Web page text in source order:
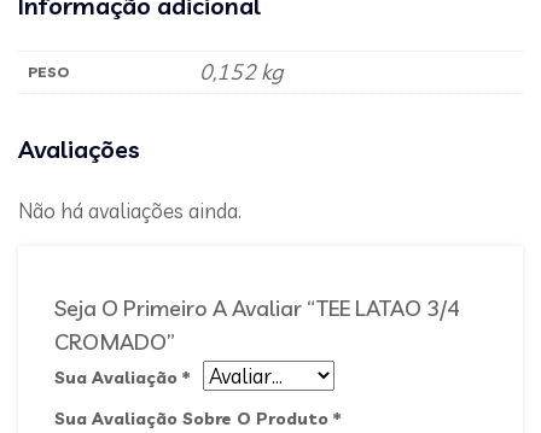
PESO 0,152 kg
Avaliações
Não há avaliações ainda.
Seja O Primeiro A Avaliar “TEE LATAO 3/4
CROMADO”
Sua Avaliação *
Sua Avaliação Sobre O Produto *